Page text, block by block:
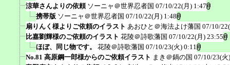
涼華さんよりの依頼 ソーニャ＠世界忍者国 07/10/22(月) 1:47
携帯版 ソーニャ＠世界忍者国 07/10/22(月) 1:48
扇りんく様よりご依頼のイラスト あおひと＠海法よけ藩国 07/10/
比嘉劉輝様のご依頼のイラスト 花陵＠詩歌藩国 07/10/22(月) 23:55
ほぼ、同じ物です。
花陵＠詩歌藩国 07/10/23(火) 0:11
No.81 高原鋼一郎様からのご依頼イラスト まき＠鍋の国 07/10/23(火